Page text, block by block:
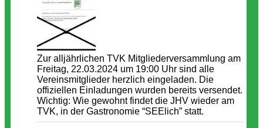
Zur alljährlichen TVK Mitgliederversammlung am
Freitag, 22.03.2024 um 19:00 Uhr sind alle
Vereinsmitglieder herzlich eingeladen. Die
offiziellen Einladungen wurden bereits versendet.
Wichtig: Wie gewohnt findet die JHV wieder am
TVK, in der Gastronomie “SEElich” statt.